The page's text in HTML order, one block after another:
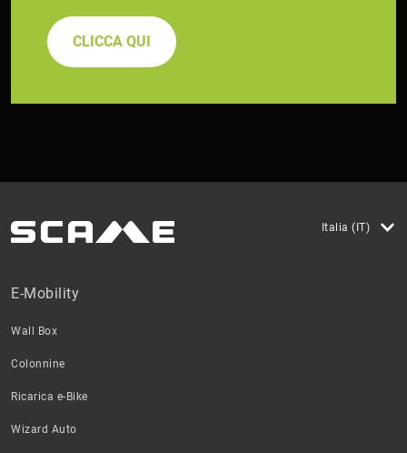
CLICCA QUI
Italia (IT)
E-Mobility
Wall Box
Colonnine
Ricarica e-Bike
Wizard Auto